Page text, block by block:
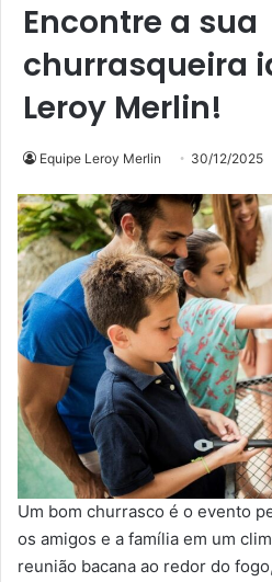
Encontre a sua
churrasqueira
Leroy Merlin!
Equipe Leroy Merlin 30/12/2025
Um bom churrasco é o evento
os amigos e a família em um
reunião bacana ao redor do